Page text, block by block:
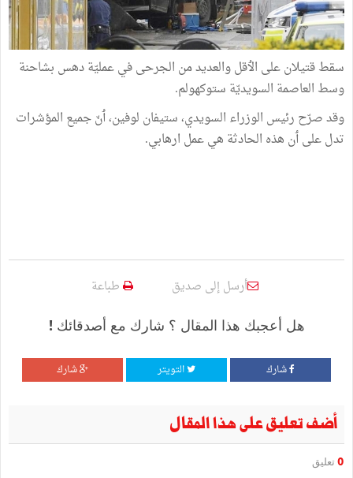
سقط قتيلان على الٲقل والعديد من الجرحى في عمليّة دهس بشاحنة
وسط العاصمة السويديّة ستوكهولم.
وقد صرّح رئيس الوزراء السويدي، ستيفان لوفين، ٲنّ جميع المؤشرات
تدل على ٲن هذه الحادثة هي عمل ارهابي.
أرسل إلى صديق طباعة
هل أعجبك هذا المقال ؟ شارك مع أصدقائك !
شارك التويتر شارك
أضف تعليق على هذا المقال
0 تعليق